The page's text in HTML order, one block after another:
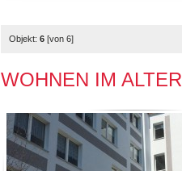
Objekt: 6[von 6]
WOHNEN IM